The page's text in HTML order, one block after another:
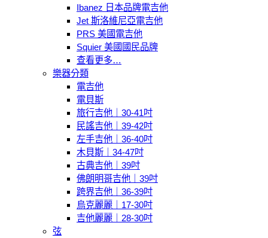
Ibanez 日本品牌電吉他
Jet 斯洛維尼亞電吉他
PRS 美國電吉他
Squier 美國國民品牌
查看更多…
樂器分類
電吉他
電貝斯
旅行吉他｜30-41吋
民謠吉他｜39-42吋
左手吉他｜36-40吋
木貝斯｜34-47吋
古典吉他｜39吋
佛朗明哥吉他｜39吋
跨界吉他｜36-39吋
烏克麗麗｜17-30吋
吉他麗麗｜28-30吋
弦